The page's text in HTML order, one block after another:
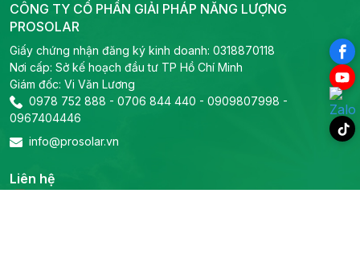
CÔNG TY CỔ PHẦN GIẢI PHÁP NĂNG LƯỢNG
PROSOLAR
Giấy chứng nhận đăng ký kinh doanh: 0318870118
Nơi cấp: Sở kế hoạch đầu tư TP Hồ Chí Minh
Giám đốc: Vi Văn Lương
0978 752 888 - 0706 844 440 - 0909807998 -
0967404446
info@prosolar.vn
Liên hệ